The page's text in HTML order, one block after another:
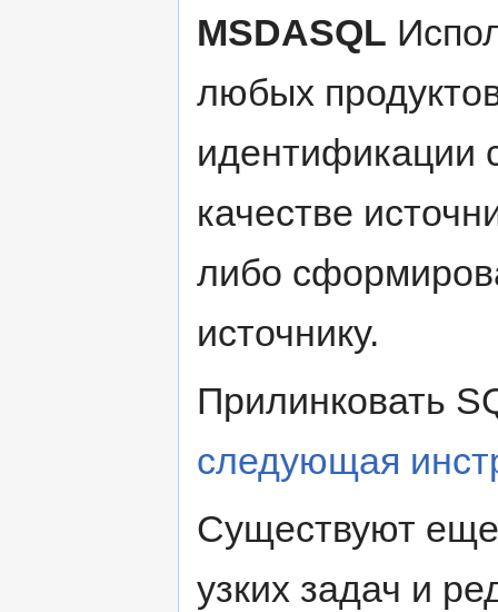
MSDASQL
любых
идентификации
качестве
либо
источнику.
Прилинковать
следующая
Существуют еще
узких задач и